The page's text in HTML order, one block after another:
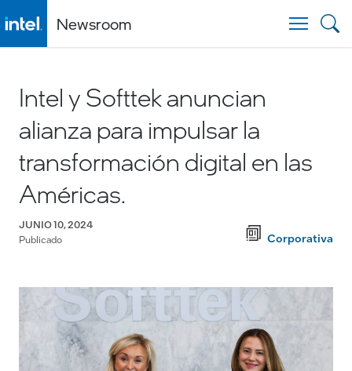
Newsroom
Intel y Softtek anuncian
alianza para impulsar la
transformación digital en las
Américas.
JUNIO 10, 2024
Publicado
Corporativa